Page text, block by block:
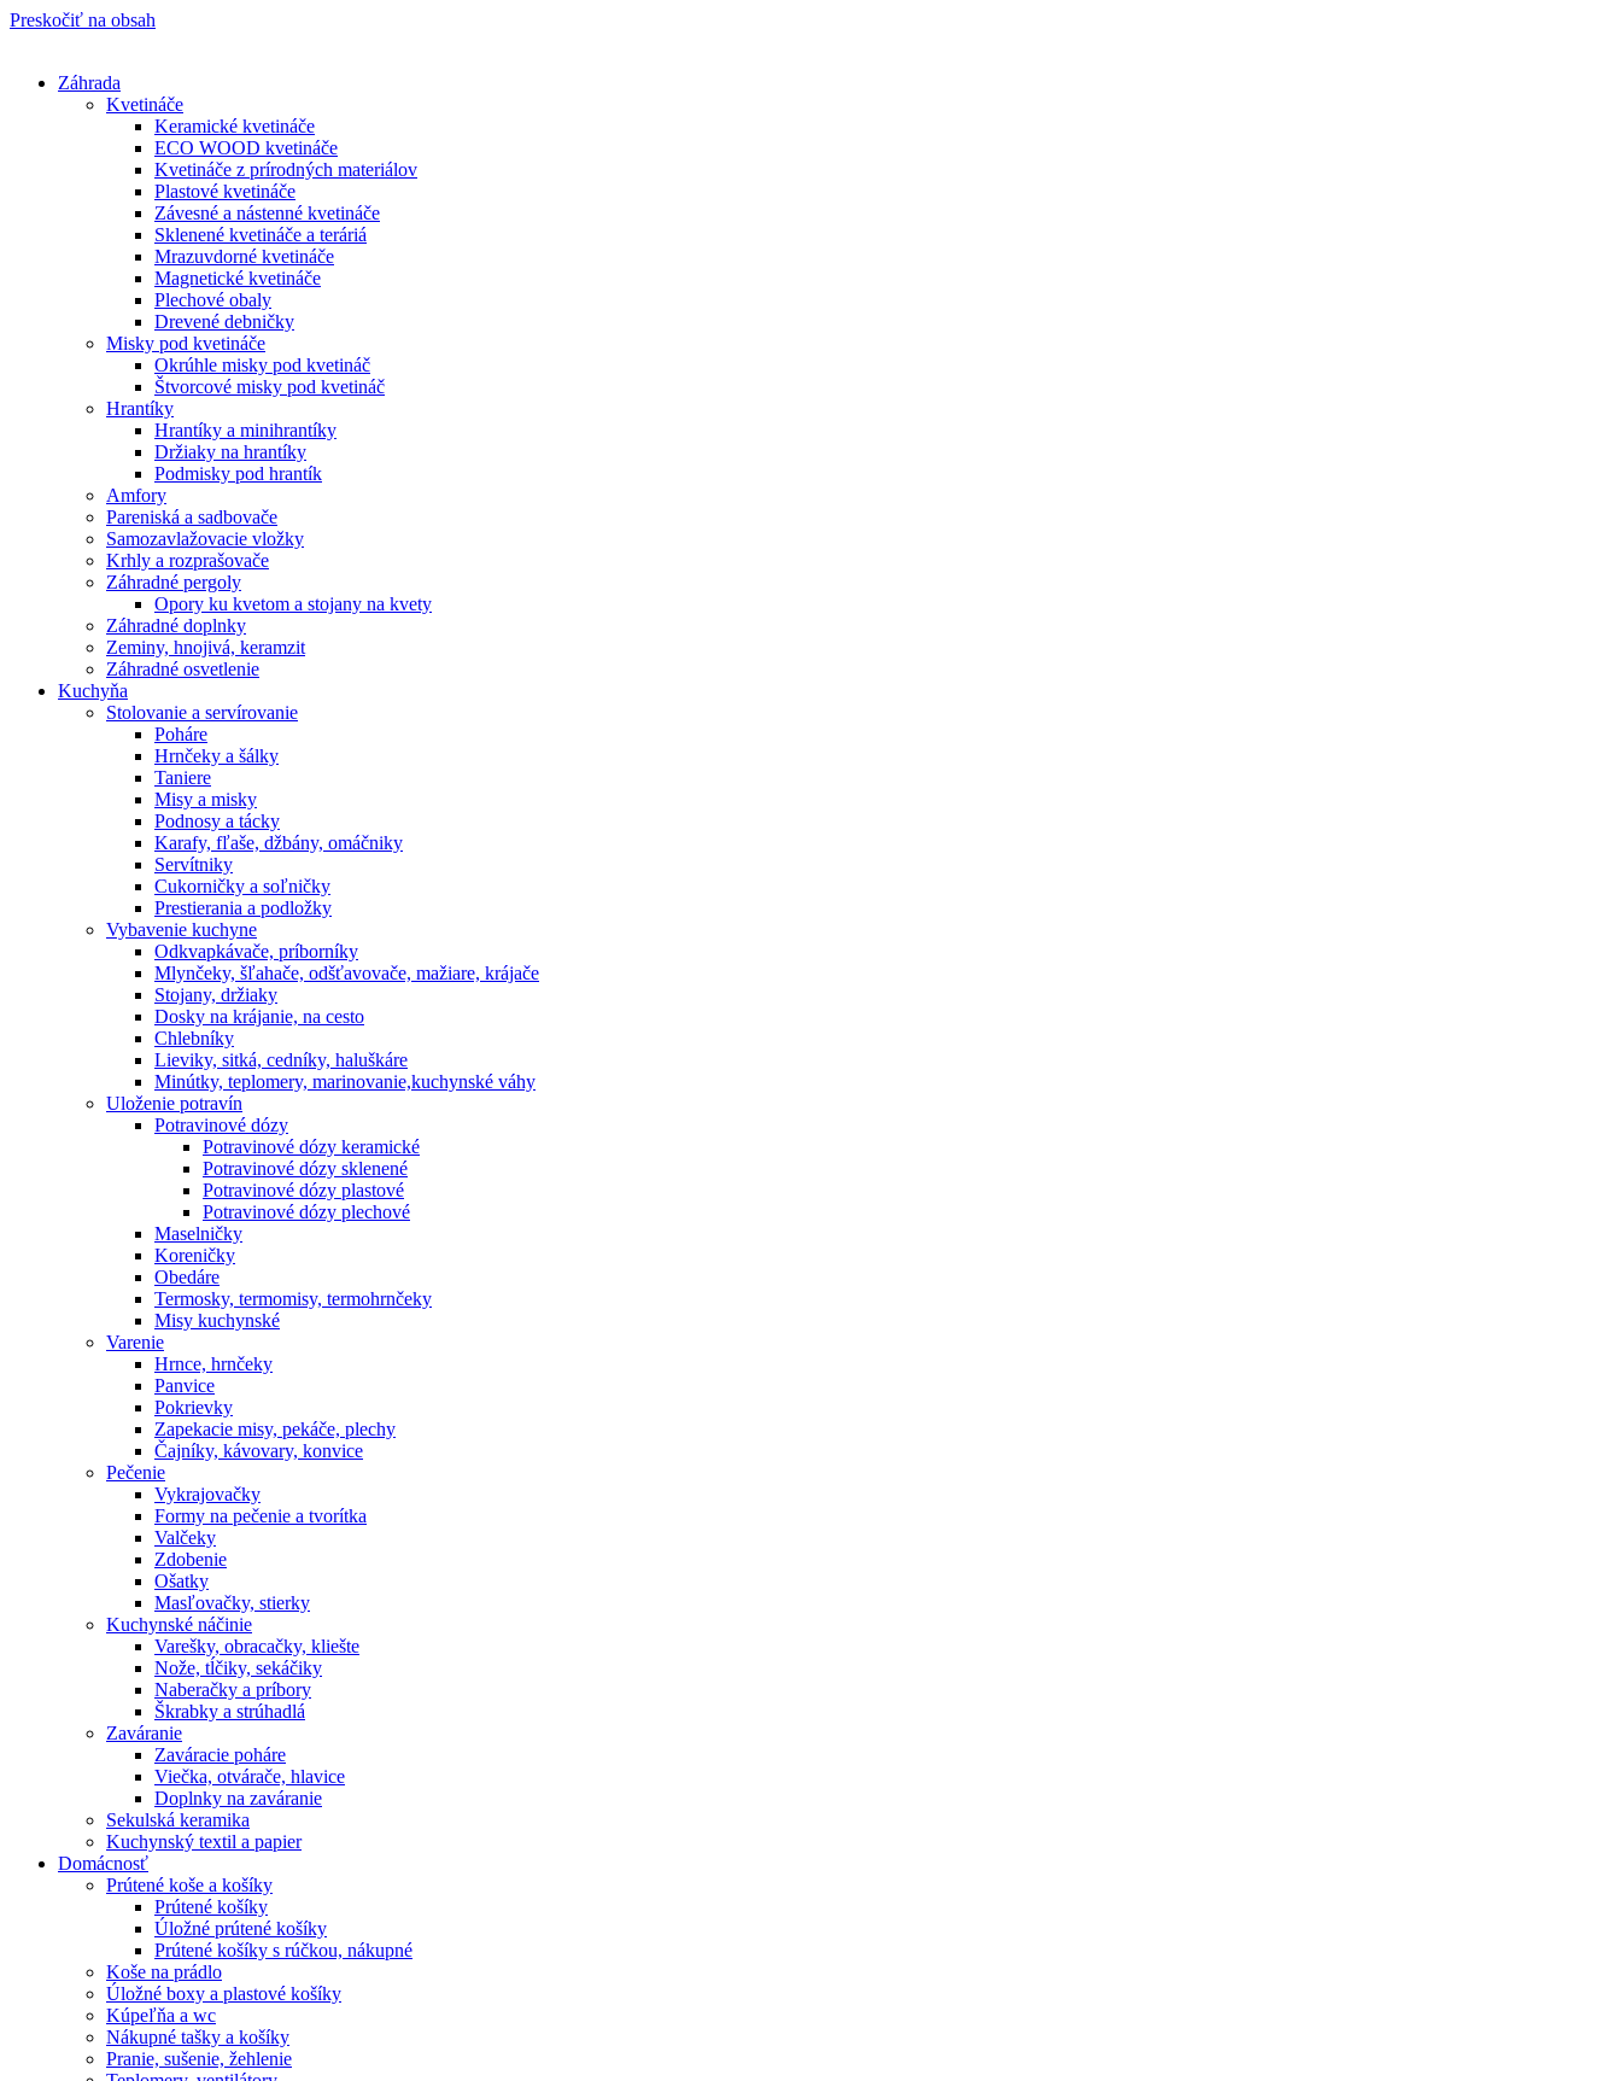
Preskočiť na obsah
Záhrada
Kvetináče
Keramické kvetináče
ECO WOOD kvetináče
Kvetináče z prírodných materiálov
Plastové kvetináče
Závesné a nástenné kvetináče
Sklenené kvetináče a teráriá
Mrazuvdorné kvetináče
Magnetické kvetináče
Plechové obaly
Drevené debničky
Misky pod kvetináče
Okrúhle misky pod kvetináč
Štvorcové misky pod kvetináč
Hrantíky
Hrantíky a minihrantíky
Držiaky na hrantíky
Podmisky pod hrantík
Amfory
Pareniská a sadbovače
Samozavlažovacie vložky
Krhly a rozprašovače
Záhradné pergoly
Opory ku kvetom a stojany na kvety
Záhradné doplnky
Zeminy, hnojivá, keramzit
Záhradné osvetlenie
Kuchyňa
Stolovanie a servírovanie
Poháre
Hrnčeky a šálky
Taniere
Misy a misky
Podnosy a tácky
Karafy, fľaše, džbány, omáčniky
Servítniky
Cukorničky a soľničky
Prestierania a podložky
Vybavenie kuchyne
Odkvapkávače, príborníky
Mlynčeky, šľahače, odšťavovače, mažiare, krájače
Stojany, držiaky
Dosky na krájanie, na cesto
Chlebníky
Lieviky, sitká, cedníky, haluškáre
Minútky, teplomery, marinovanie,kuchynské váhy
Uloženie potravín
Potravinové dózy
Potravinové dózy keramické
Potravinové dózy sklenené
Potravinové dózy plastové
Potravinové dózy plechové
Maselničky
Koreničky
Obedáre
Termosky, termomisy, termohrnčeky
Misy kuchynské
Varenie
Hrnce, hrnčeky
Panvice
Pokrievky
Zapekacie misy, pekáče, plechy
Čajníky, kávovary, konvice
Pečenie
Vykrajovačky
Formy na pečenie a tvorítka
Valčeky
Zdobenie
Ošatky
Masľovačky, stierky
Kuchynské náčinie
Varešky, obracačky, kliešte
Nože, tĺčiky, sekáčiky
Naberačky a príbory
Škrabky a strúhadlá
Zaváranie
Zaváracie poháre
Viečka, otvárače, hlavice
Doplnky na zaváranie
Sekulská keramika
Kuchynský textil a papier
Domácnosť
Prútené koše a košíky
Prútené košíky
Úložné prútené košíky
Prútené košíky s rúčkou, nákupné
Koše na prádlo
Úložné boxy a plastové košíky
Kúpeľňa a wc
Nákupné tašky a košíky
Pranie, sušenie, žehlenie